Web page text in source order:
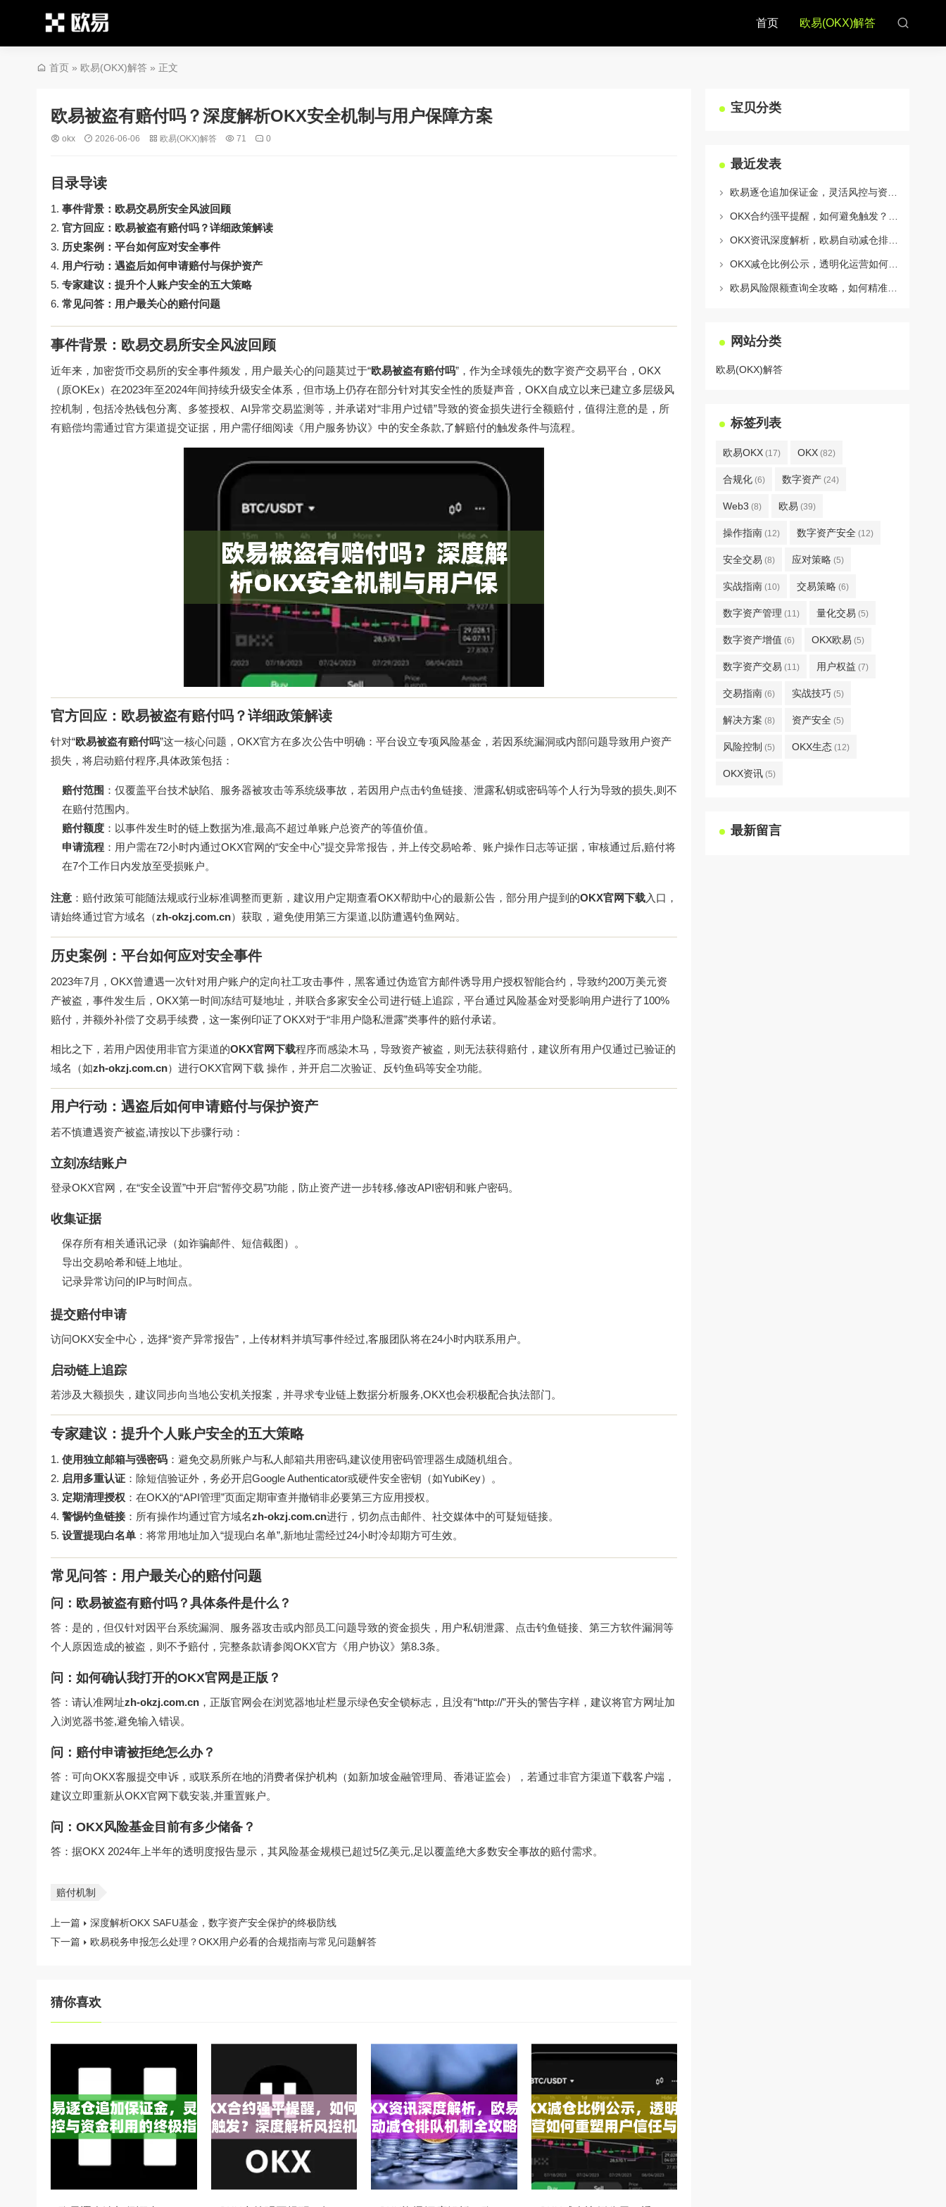
首页 欧易(OKX)解答
首页 » 欧易(OKX)解答 » 正文
欧易被盗有赔付吗？深度解析OKX安全机制与用户保障方案
okx 2026-06-06 欧易(OKX)解答 71 0
目录导读
事件背景：欧易交易所安全风波回顾
官方回应：欧易被盗有赔付吗？详细政策解读
历史案例：平台如何应对安全事件
用户行动：遇盗后如何申请赔付与保护资产
专家建议：提升个人账户安全的五大策略
常见问答：用户最关心的赔付问题
事件背景：欧易交易所安全风波回顾
近年来，加密货币交易所的安全事件频发，用户最关心的问题莫过于“欧易被盗有赔付吗”，作为全球领先的数字资产交易平台，OKX
（原OKEx）在2023年至2024年间持续升级安全体系，但市场上仍存在部分针对其安全性的质疑声音，OKX自成立以来已建立多层级风
控机制，包括冷热钱包分离、多签授权、AI异常交易监测等，并承诺对“非用户过错”导致的资金损失进行全额赔付，值得注意的是，所
有赔偿均需通过官方渠道提交证据，用户需仔细阅读《用户服务协议》中的安全条款,了解赔付的触发条件与流程。
官方回应：欧易被盗有赔付吗？详细政策解读
针对“欧易被盗有赔付吗”这一核心问题，OKX官方在多次公告中明确：平台设立专项风险基金，若因系统漏洞或内部问题导致用户资产
损失，将启动赔付程序,具体政策包括：
赔付范围 ：仅覆盖平台技术缺陷、服务器被攻击等系统级事故，若因用户点击钓鱼链接、泄露私钥或密码等个人行为导致的损失,则不
在赔付范围内。
赔付额度 ：以事件发生时的链上数据为准,最高不超过单账户总资产的等值价值。
申请流程 ：用户需在72小时内通过OKX官网的“安全中心”提交异常报告，并上传交易哈希、账户操作日志等证据，审核通过后,赔付将
在7个工作日内发放至受损账户。
注意 ：赔付政策可能随法规或行业标准调整而更新，建议用户定期查看OKX帮助中心的最新公告，部分用户提到的OKX官网下载入口，
请始终通过官方域名（zh-okzj.com.cn）获取，避免使用第三方渠道,以防遭遇钓鱼网站。
历史案例：平台如何应对安全事件
2023年7月，OKX曾遭遇一次针对用户账户的定向社工攻击事件，黑客通过伪造官方邮件诱导用户授权智能合约，导致约200万美元资
产被盗，事件发生后，OKX第一时间冻结可疑地址，并联合多家安全公司进行链上追踪，平台通过风险基金对受影响用户进行了100%
赔付，并额外补偿了交易手续费，这一案例印证了OKX对于“非用户隐私泄露”类事件的赔付承诺。
相比之下，若用户因使用非官方渠道的OKX官网下载程序而感染木马，导致资产被盗，则无法获得赔付，建议所有用户仅通过已验证的
域名（如zh-okzj.com.cn）进行OKX官网下载 操作 ，并开启二次验证、反钓鱼码等安全功能。
用户行动：遇盗后如何申请赔付与保护资产
若不慎遭遇资产被盗,请按以下步骤行动：
立刻冻结账户
登录OKX官网，在“安全设置”中开启“暂停交易”功能，防止资产进一步转移,修改API密钥和账户密码。
收集证据
保存所有相关通讯记录（如诈骗邮件、短信截图）。
导出交易哈希和链上地址。
记录异常访问的IP与时间点。
提交赔付申请
访问OKX安全中心，选择“资产异常报告”，上传材料并填写事件经过,客服团队将在24小时内联系用户。
启动链上追踪
若涉及大额损失，建议同步向当地公安机关报案，并寻求专业链上数据分析服务,OKX也会积极配合执法部门。
专家建议：提升个人账户安全的五大策略
使用独立邮箱与强密码 ：避免交易所账户与私人邮箱共用密码,建议使用密码管理器生成随机组合。
启用多重认证 ：除短信验证外，务必开启Google Authenticator或硬件安全密钥（如YubiKey）。
定期清理授权 ：在OKX的“API管理”页面定期审查并撤销非必要第三方应用授权。
警惕钓鱼链接 ：所有操作均通过官方域名zh-okzj.com.cn进行，切勿点击邮件、社交媒体中的可疑短链接。
设置提现白名单 ：将常用地址加入“提现白名单”,新地址需经过24小时冷却期方可生效。
常见问答：用户最关心的赔付问题
问：欧易被盗有赔付吗？具体条件是什么？
答：是的，但仅针对因平台系统漏洞、服务器攻击或内部员工问题导致的资金损失，用户私钥泄露、点击钓鱼链接、第三方软件漏洞等
个人原因造成的被盗，则不予赔付，完整条款请参阅OKX官方《用户协议》第8.3条。
问：如何确认我打开的OKX官网是正版？
答：请认准网址zh-okzj.com.cn ，正版官网会在浏览器地址栏显示绿色安全锁标志，且没有“http://”开头的警告字样，建议将官方网址加
入浏览器书签,避免输入错误。
问：赔付申请被拒绝怎么办？
答：可向OKX客服提交申诉，或联系所在地的消费者保护机构（如新加坡金融管理局、香港证监会），若通过非官方渠道下载客户端，
建议立即重新从OKX官网下载安装,并重置账户。
问：OKX风险基金目前有多少储备？
答：据OKX 2024年上半年的透明度报告显示，其风险基金规模已超过5亿美元,足以覆盖绝大多数安全事故的赔付需求。
赔付机制
上一篇
深度解析OKX SAFU基金，数字资产安全保护的终极防线
下一篇
欧易税务申报怎么处理？OKX用户必看的合规指南与常见问题解答
猜你喜欢
宝贝分类
最近发表
网站分类
欧易(OKX)解答
标签列表
欧易OKX (17) OKX (82)
合规化 (6) 数字资产 (24)
Web3 (8) 欧易 (39)
操作指南 (12) 数字资产安全 (12)
安全交易 (8) 应对策略 (5)
实战指南 (10) 交易策略 (6)
数字资产管理 (11) 量化交易 (5)
数字资产增值 (6) OKX欧易 (5)
数字资产交易 (11) 用户权益 (7)
交易指南 (6) 实战技巧 (5)
解决方案 (8) 资产安全 (5)
风险控制 (5) OKX生态 (12)
OKX资讯 (5)
最新留言